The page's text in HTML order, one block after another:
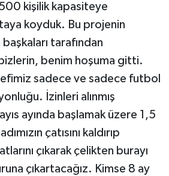
kişilik kapasiteye
koyduk. Bu projenin
tarafından
benim hoşuma gitti.
sadece ve sadece futbol
İzinleri alınmış
ayında başlamak üzere 1,5
çatısını kaldırıp
çıkarak çelikten burayı
çıkartacağız. Kimse 8 ay